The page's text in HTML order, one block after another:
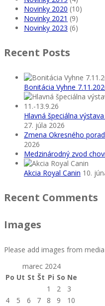
Novinky 2020 (10)
Novinky 2021 (9)
Novinky 2023 (6)
Recent Posts
Bonitácia Vyhne
Hlavná špeciálna
27. júla 2026
Zmena Okresného
2026
Medzinárodný zvod
Akcia Royal Canin 10.
Recent Comments
Images
Please add images from
marec 2024
Po Ut St Št Pi So Ne
1
2
3
4
5 6 7 8 9
10